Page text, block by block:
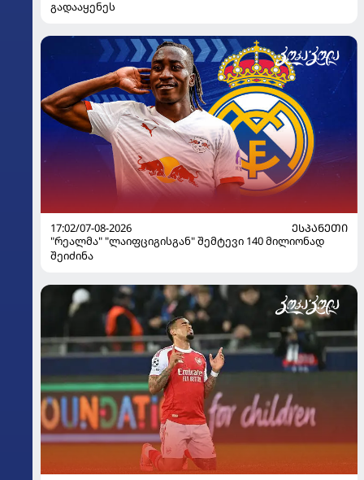
გადააყენეს
17:02/07-08-2026
ᲔᲡᲞᲐᲜᲔᲗᲘ
"რეალმა" "ლაიფციგისგან" შემტევი 140 მილიონად
შეიძინა